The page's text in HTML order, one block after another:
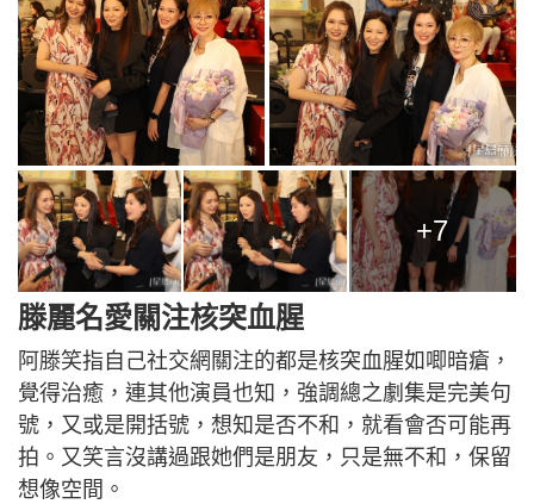
+7
滕麗名愛關注核突血腥
阿滕笑指自己社交網關注的都是核突血腥如唧暗瘡，
覺得治癒，連其他演員也知，強調總之劇集是完美句
號，又或是開括號，想知是否不和，就看會否可能再
拍。又笑言沒講過跟她們是朋友，只是無不和，保留
想像空間。